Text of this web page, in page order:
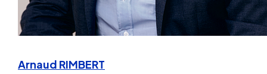
Arnaud RIMBERT